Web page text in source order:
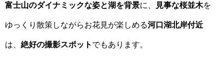
富士山のダイナミックな姿と湖を背景に、 見事な桜並木を
ゆっくり散策しながらお花見が楽しめる河口湖北岸付近
は、 絶好の撮影スポット でもあります。